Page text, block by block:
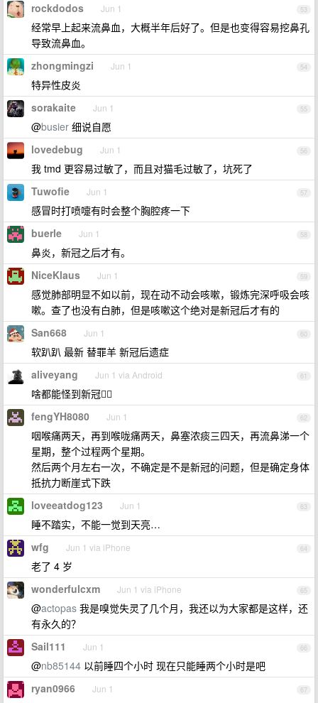
53
rockdodos Jun 1
经常早上起来流鼻血，大概半年后好了。但是也变得容易挖鼻孔
导致流鼻血。
54
zhongmingzi Jun 1
特异性皮炎
55
sorakaite Jun 1
@busier 细说自愿
56
lovedebug Jun 1
我 tmd 更容易过敏了，而且对猫毛过敏了，坑死了
57
Tuwofie Jun 1
感冒时打喷嚏有时会整个胸腔疼一下
58
buerle Jun 1
鼻炎，新冠之后才有。
59
NiceKlaus Jun 1
感觉肺部明显不如以前，现在动不动会咳嗽，锻炼完深呼吸会咳
嗽。查了也没有白肺，但是咳嗽这个绝对是新冠后才有的
60
San668 Jun 1
软趴趴 最新 替罪羊 新冠后遗症
61
aliveyang Jun 1 via Android
啥都能怪到新冠🤦‍♂️
62
fengYH8080 Jun 1
咽喉痛两天，再到喉咙痛两天，鼻塞浓痰三四天，再流鼻涕一个
星期，整个过程两个星期。
然后两个月左右一次，不确定是不是新冠的问题，但是确定身体
抵抗力断崖式下跌
63
loveeatdog123 Jun 1
睡不踏实，不能一觉到天亮…
64
wfg Jun 1 via iPhone
老了 4 岁
65
wonderfulcxm Jun 1 via iPhone
@actopas 我是嗅觉失灵了几个月，我还以为大家都是这样，还
有永久的？
66
Sail111 Jun 1
@nb85144 以前睡四个小时 现在只能睡两个小时是吧
67
ryan0966 Jun 1